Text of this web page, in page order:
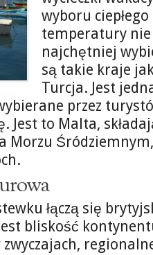
wyboru
temperatury nie
najchętniej
są takie kraje
Turcja. Jest
przez
Jest to Malta,
Morzu
łączą się
bliskość